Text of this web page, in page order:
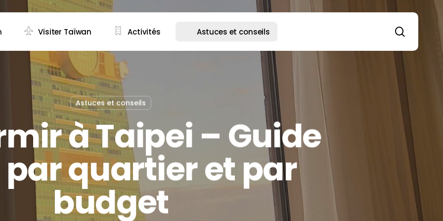
pour quitter ce menu
Visiter Taïwan Activités Astuces et conseils search
Astuces et conseils
à Taipei – Guide
par quartier et par
budget